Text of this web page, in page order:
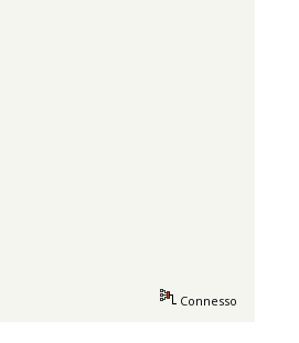
Connesso